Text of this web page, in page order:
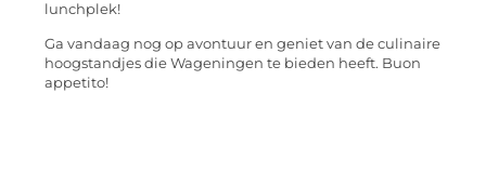
lunchplek!
Ga vandaag nog op avontuur en geniet van de culinaire
hoogstandjes die Wageningen te bieden heeft. Buon
appetito!